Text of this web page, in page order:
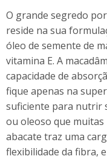
O grande segredo
reside na sua
óleo de semente de
vitamina E. A
capacidade de
fique apenas na
suficiente para nutrir
ou oleoso que muitas
abacate traz uma
flexibilidade da fibra,